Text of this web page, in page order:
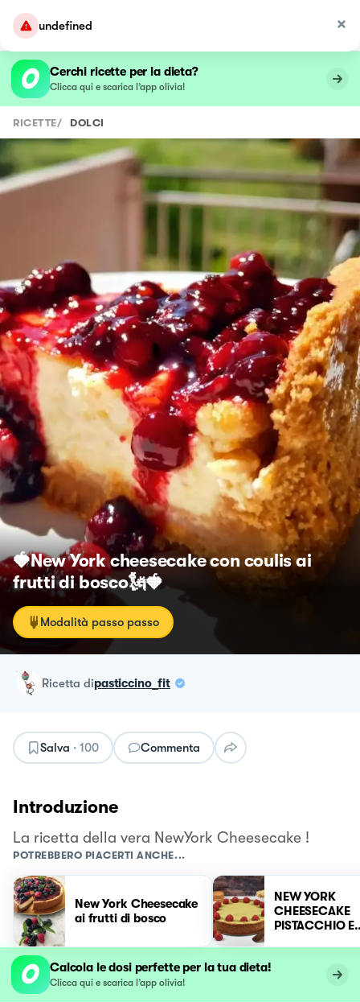
undefined
Cerchi ricette per la dieta?
Clicca qui e scarica l’app olivia!
RICETTE/ DOLCI
🍓New York cheesecake con coulis ai
frutti di bosco🗽🍓
Modalità passo passo
ricetta dipasticcino_fit
Salva · 100 Commenta
Introduzione
La ricetta della vera NewYork Cheesecake !
POTREBBERO PIACERTI ANCHE...
New York Cheesecake
ai frutti di bosco
NEW YORK
CHEESECAKE
PISTACCHIO E
Calcola le dosi perfette per la tua dieta!
Clicca qui e scarica l’app olivia!